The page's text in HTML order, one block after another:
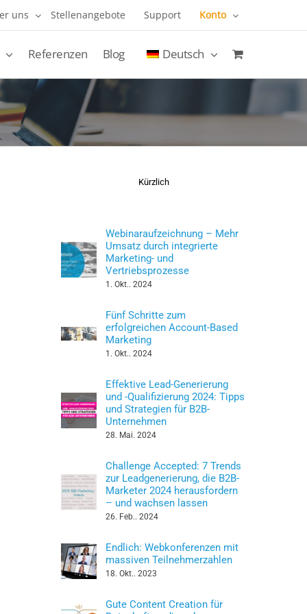
uns Stellenangebote Support Konto
Referenzen Blog Deutsch
Kürzlich
Webinaraufzeichnung – Mehr
Umsatz durch integrierte
Marketing- und
Vertriebsprozesse
1. Okt.. 2024
Fünf Schritte zum
erfolgreichen Account-Based
Marketing
1. Okt.. 2024
Effektive Lead-Generierung
und -Qualifizierung 2024: Tipps
und Strategien für B2B-
Unternehmen
28. Mai. 2024
Challenge Accepted: 7 Trends
zur Leadgenerierung, die B2B-
Marketer 2024 herausfordern
– und wachsen lassen
26. Feb.. 2024
Endlich: Webkonferenzen mit
massiven Teilnehmerzahlen
18. Okt.. 2023
Gute Content Creation für